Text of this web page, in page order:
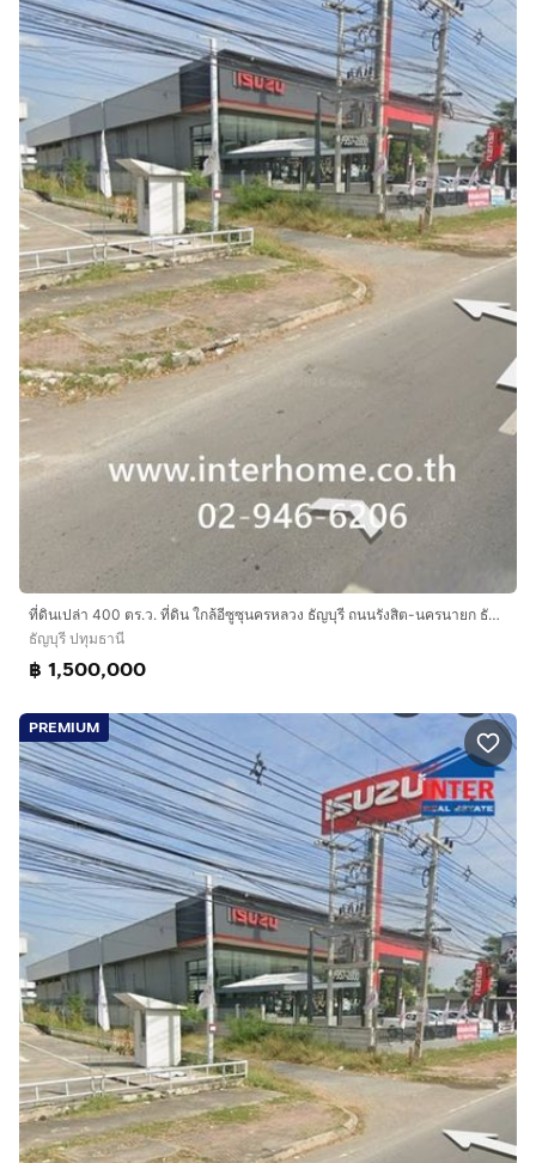
ที่ดินเปล่า 400 ตร.ว. ที่ดิน ใกล้อีซูซุนครหลวง ธัญบุรี ถนนรังสิต-นครนายก ธัญบุรี ปทุมธานี
ธัญบุรี ปทุมธานี
฿ 1,500,000
PREMIUM